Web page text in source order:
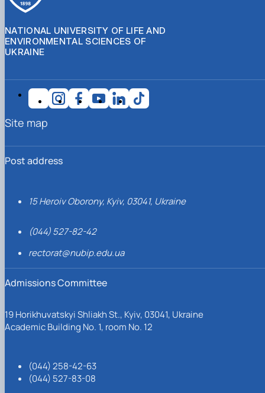
NATIONAL UNIVERSITY OF LIFE AND
ENVIRONMENTAL SCIENCES OF
UKRAINE
Post address
15 Heroiv Oborony, Kyiv, 03041, Ukraine
(044) 527-82-42
rectorat@nubip.edu.ua
Admissions Committee
19 Horikhuvatskyi Shliakh St., Kyiv, 03041, Ukraine
Academic Building No. 1, room No. 12
(044) 258-42-63
(044) 527-83-08
Site map